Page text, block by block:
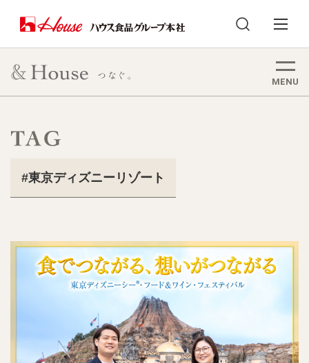
MENU
東京ディズニーリゾート